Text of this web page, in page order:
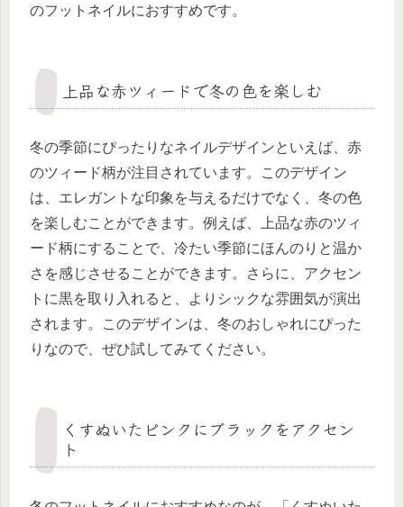
のフットネイルにおすすめです。
上品な赤ツィードで冬の色を楽しむ
冬の季節にぴったりなネイルデザインといえば、赤
のツィード柄が注目されています。このデザイン
は、エレガントな印象を与えるだけでなく、冬の色
を楽しむことができます。例えば、上品な赤のツィ
ード柄にすることで、冷たい季節にほんのりと温か
さを感じさせることができます。さらに、アクセン
トに黒を取り入れると、よりシックな雰囲気が演出
されます。このデザインは、冬のおしゃれにぴった
りなので、ぜひ試してみてください。
くすぬいたピンクにブラックをアクセン
ト